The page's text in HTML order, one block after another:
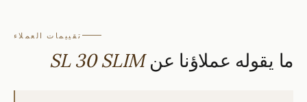
تقييمات العملاء
ما يقوله عملاؤنا عنSL 30 SLIM